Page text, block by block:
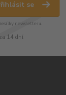
se
newsletteru.
14 dní.